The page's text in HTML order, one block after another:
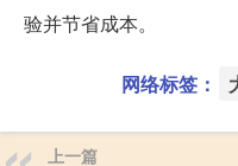
验并节省成本。
网络标签：
上一篇